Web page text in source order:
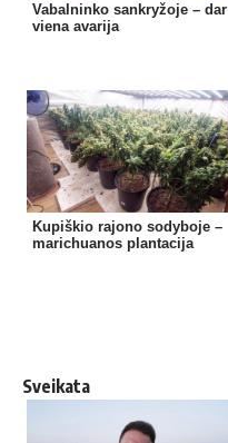
Vabalninko sankryžoje – dar
viena avarija
Kupiškio rajono sodyboje –
marichuanos plantacija
Sveikata